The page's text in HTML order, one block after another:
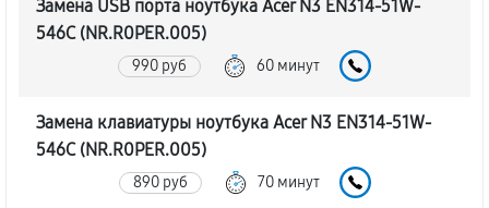
Замена USB порта ноутбука Acer N3 EN314-51W-
546C (NR.R0PER.005)
990 руб 60 минут
Замена клавиатуры ноутбука Acer N3 EN314-51W-
546C (NR.R0PER.005)
890 руб 70 минут